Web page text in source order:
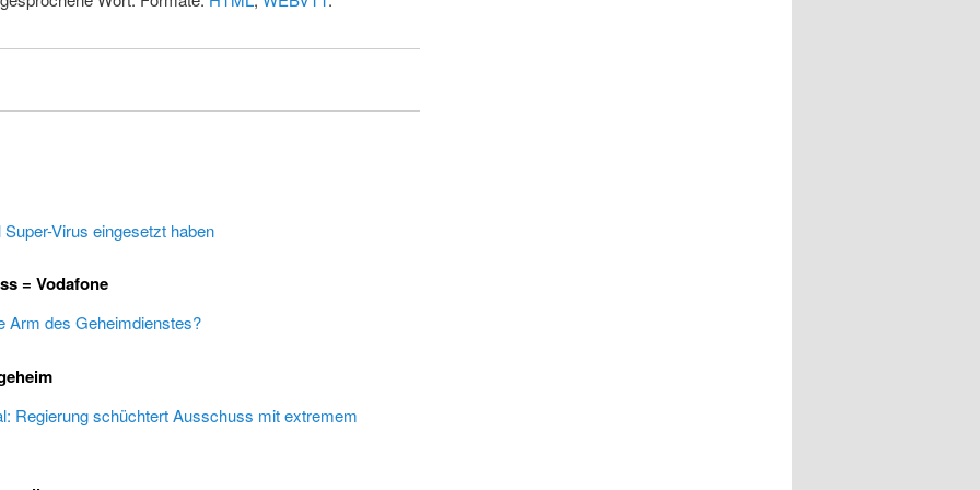
Virus eingesetzt haben
= Vodafone
Arm des Geheimdienstes?
Regierung schüchtert Ausschuss mit extremem